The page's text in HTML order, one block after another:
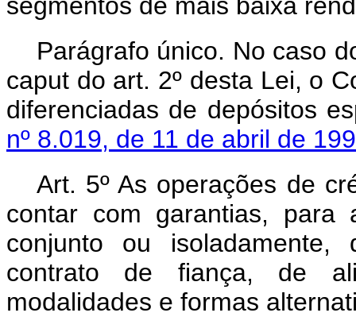
Parágrafo único. No caso
caput do art. 2º desta Lei, o
diferenciadas de depósitos
nº 8.019, de 11 de abril de
Art. 5º As operações de
contar com garantias,
conjunto ou
contrato de fiança, de
modalidades e formas